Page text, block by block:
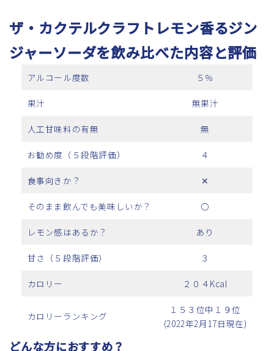
ザ・カクテルクラフトレモン香るジン
ジャーソーダを飲み比べた内容と評価
アルコール度数 ５％
果汁 無果汁
人工甘味料の有無 無
お勧め度（５段階評価） ４
食事向きか？ ✕
そのまま飲んでも美味しいか？ 〇
レモン感はあるか？ あり
甘さ（５段階評価） ３
カロリー ２０４Kcal
カロリーランキング
１５３位中１９位
(2022年2月17日現在)
どんな方におすすめ？